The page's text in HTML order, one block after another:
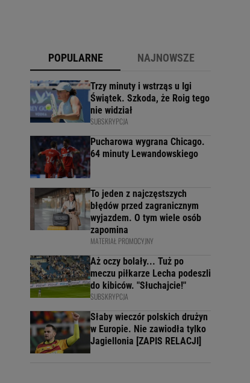
POPULARNE NAJNOWSZE
Trzy minuty i wstrząs u Igi
Świątek. Szkoda, że Roig tego
nie widział
SUBSKRYPCJA
Pucharowa wygrana Chicago.
64 minuty Lewandowskiego
To jeden z najczęstszych
błędów przed zagranicznym
wyjazdem. O tym wiele osób
zapomina
MATERIAŁ PROMOCYJNY
Aż oczy bolały... Tuż po
meczu piłkarze Lecha podeszli
do kibiców. "Słuchajcie!"
SUBSKRYPCJA
Słaby wieczór polskich drużyn
w Europie. Nie zawiodła tylko
Jagiellonia [ZAPIS RELACJI]